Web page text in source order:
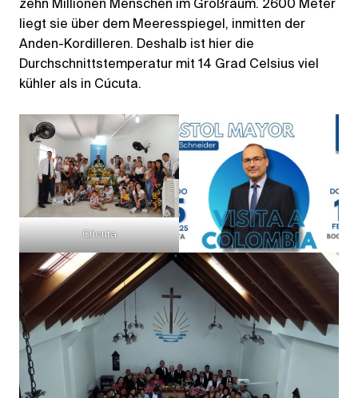
zehn Millionen Menschen im Großraum. 2600 Meter
liegt sie über dem Meeresspiegel, inmitten der
Anden-Kordilleren. Deshalb ist hier die
Durchschnittstemperatur mit 14 Grad Celsius viel
kühler als in Cúcuta.
Cúcuta